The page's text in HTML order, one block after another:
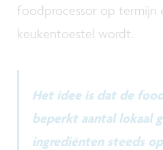
foodprocessor op termijn
keukentoestel wordt.
Het idee is dat de
beperkt aantal lokaal
ingrediënten steeds